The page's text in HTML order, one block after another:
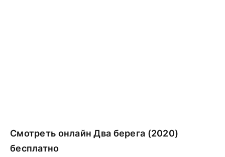
Смотреть онлайн Два берега (2020)
бесплатно